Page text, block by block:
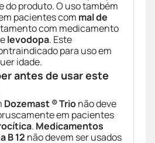
produto. O uso também
pacientes com mal de
com medicamento
levodopa. Este
para uso em
idade.
antes de usar este
Dozemast ® Trionão deve
em pacientes
. Medicamentos
B 12 não devem ser usados